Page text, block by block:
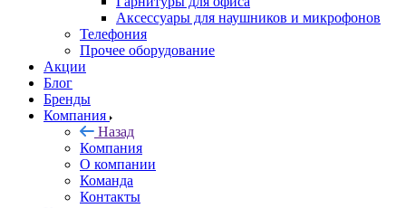
Аксессуары для наушников и микрофонов
Телефония
Прочее оборудование
Акции
Блог
Бренды
Компания
Назад
Компания
О компании
Команда
Контакты